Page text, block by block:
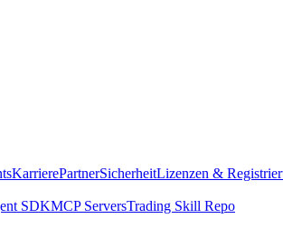
KarrierePartnerSicherheitLizenzen &
SDKMCP ServersTrading Skill Repo